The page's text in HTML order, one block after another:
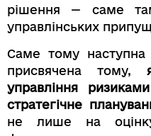
рішення — саме
управлінських
Саме тому наступна
присвячена тому,
управління
стратегічне
не лише на